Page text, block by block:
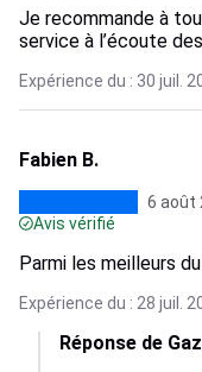
Je recommande à
service à l’écoute
Expérience du : 30 juil.
Fabien B.
6 août
Avis vérifié
Parmi les meilleurs
Expérience du : 28 juil.
Réponse de